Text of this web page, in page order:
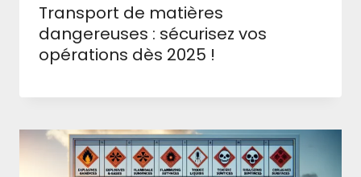
Transport de matières
dangereuses : sécurisez vos
opérations dès 2025 !